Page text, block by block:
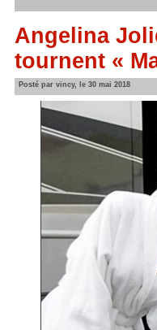
Angelina
tournent «
Posté par vincy, le 30 mai 2018